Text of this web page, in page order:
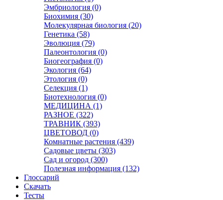
Эмбриология (0)
Биохимия (30)
Молекулярная биология (20)
Генетика (58)
Эволюция (79)
Палеонтология (0)
Биогеография (0)
Экология (64)
Этология (0)
Селекция (1)
Биотехнология (0)
МЕДИЦИНА (1)
РАЗНОЕ (322)
ТРАВНИК (393)
ЦВЕТОВОД (0)
Комнатные растения (439)
Садовые цветы (303)
Сад и огород (300)
Полезная информация (132)
Глоссарий
Скачать
Тесты